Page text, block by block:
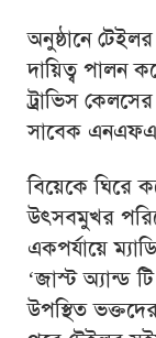
অনুষ্ঠানে
দায়িত্ব পালন
ট্রাভিস
সাবেক
বিয়েকে ঘিরে
উৎসবমুখর
একপর্যায়ে
‘জাস্ট অ্যান্ড
উপস্থিত